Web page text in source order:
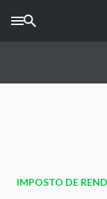
AGROTIMES
Newsletters
IMPOSTO DE